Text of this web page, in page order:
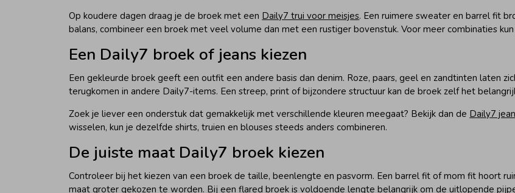
Op koudere dagen draag je de broek met een Daily7 trui voor meisjes. Een ruimere sweater en barrel fit
balans, combineer een broek met veel volume dan met een rustiger bovenstuk. Voor meer combinaties
Een Daily7 broek of jeans kiezen
Een gekleurde broek geeft een outfit een andere basis dan denim. Roze, paars, geel en zandtinten laten
terugkomen in andere Daily7-items. Een streep, print of bijzondere structuur kan de broek zelf het
Zoek je liever een onderstuk dat gemakkelijk met verschillende kleuren meegaat? Bekijk dan de Daily7
wisselen, kun je dezelfde shirts, truien en blouses steeds anders combineren.
De juiste maat Daily7 broek kiezen
Controleer bij het kiezen van een broek de taille, beenlengte en pasvorm. Een barrel fit of mom fit hoort
maat groter gekozen te worden. Bij een flared broek is voldoende lengte belangrijk om de uitlopende